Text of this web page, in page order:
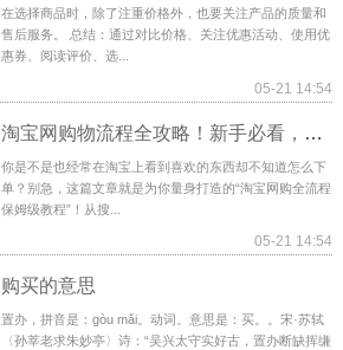
在选择商品时，除了注重价格外，也要关注产品的质量和
售后服务。 总结：通过对比价格、关注优惠活动、使用优
惠券、阅读评价、选...
05-21 14:54
淘宝网购物流程全攻略！新手必看，不踩坑的买买买指南！
你是不是也经常在淘宝上看到喜欢的东西却不知道怎么下
单？别急，这篇文章就是为你量身打造的“淘宝网购全流程
保姆级教程”！从搜...
05-21 14:54
购买的意思
置办，拼音是：gòu mǎi。动词。意思是：买。。宋·苏轼
〈孙莘老求朱妙亭〉诗：“吴兴太守实好古，置办断缺挥缣